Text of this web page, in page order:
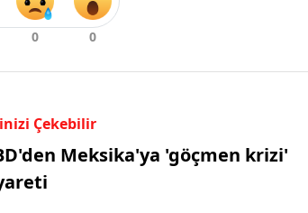
Çekebilir
Meksika'ya 'göçmen krizi'